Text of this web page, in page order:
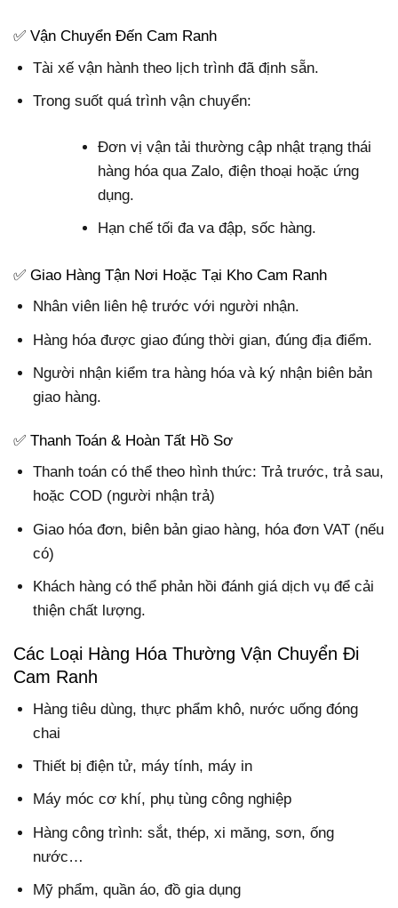
✅ Vận Chuyển Đến Cam Ranh
Tài xế vận hành theo lịch trình đã định sẵn.
Trong suốt quá trình vận chuyển:
Đơn vị vận tải thường cập nhật trạng thái
hàng hóa qua Zalo, điện thoại hoặc ứng
dụng.
Hạn chế tối đa va đập, sốc hàng.
✅ Giao Hàng Tận Nơi Hoặc Tại Kho Cam Ranh
Nhân viên liên hệ trước với người nhận.
Hàng hóa được giao đúng thời gian, đúng địa điểm.
Người nhận kiểm tra hàng hóa và ký nhận biên bản
giao hàng.
✅ Thanh Toán & Hoàn Tất Hồ Sơ
Thanh toán có thể theo hình thức: Trả trước, trả sau,
hoặc COD (người nhận trả)
Giao hóa đơn, biên bản giao hàng, hóa đơn VAT (nếu
có)
Khách hàng có thể phản hồi đánh giá dịch vụ để cải
thiện chất lượng.
Các Loại Hàng Hóa Thường Vận Chuyển Đi
Cam Ranh
Hàng tiêu dùng, thực phẩm khô, nước uống đóng
chai
Thiết bị điện tử, máy tính, máy in
Máy móc cơ khí, phụ tùng công nghiệp
Hàng công trình: sắt, thép, xi măng, sơn, ống
nước…
Mỹ phẩm, quần áo, đồ gia dụng